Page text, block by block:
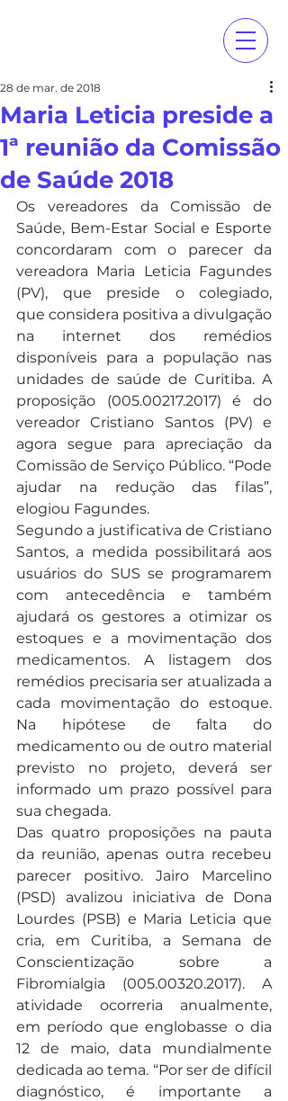
Maria Leticia preside a
1ª reunião da Comissão
de Saúde 2018
28 de mar. de 2018
Os vereadores da Comissão de
Saúde, Bem-Estar Social e Esporte
concordaram com o parecer da
vereadora Maria Leticia Fagundes
(PV), que preside o colegiado,
que considera positiva a divulgação
na internet dos remédios
disponíveis para a população nas
unidades de saúde de Curitiba. A
proposição (005.00217.2017) é do
vereador Cristiano Santos (PV) e
agora segue para apreciação da
Comissão de Serviço Público. “Pode
ajudar na redução das filas”,
elogiou Fagundes.
Segundo a justificativa de Cristiano
Santos, a medida possibilitará aos
usuários do SUS se programarem
com antecedência e também
ajudará os gestores a otimizar os
estoques e a movimentação dos
medicamentos. A listagem dos
remédios precisaria ser atualizada a
cada movimentação do estoque.
Na hipótese de falta do
medicamento ou de outro material
previsto no projeto, deverá ser
informado um prazo possível para
sua chegada.
Das quatro proposições na pauta
da reunião, apenas outra recebeu
parecer positivo. Jairo Marcelino
(PSD) avalizou iniciativa de Dona
Lourdes (PSB) e Maria Leticia que
cria, em Curitiba, a Semana de
Conscientização sobre a
Fibromialgia (005.00320.2017). A
atividade ocorreria anualmente,
em período que englobasse o dia
12 de maio, data mundialmente
dedicada ao tema. “Por ser de difícil
diagnóstico, é importante a